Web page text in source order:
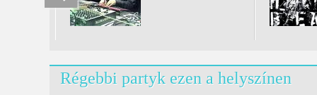
Régebbi partyk ezen a helyszínen